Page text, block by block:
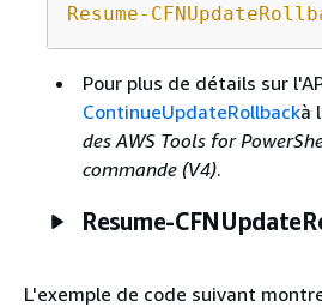
Resume-
Pour plus de détails sur
ContinueUpdateRollbackà
des AWS Tools for
commande (V4).
Resume-
L'exemple de code suivant